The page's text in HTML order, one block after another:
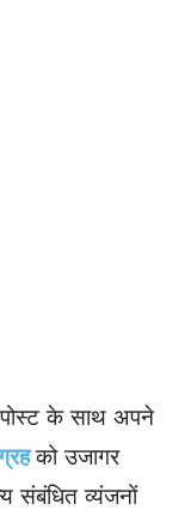
के साथ अपने
को उजागर
संबंधित व्यंजनों